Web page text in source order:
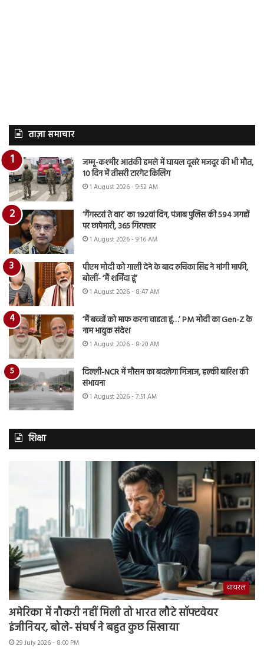
ताज़ा समाचार
जम्मू-कश्मीर आतंकी हमले में घायल दूसरे मजदूर की भी मौत,
10 दिन में तीसरी टारगेट किलिंग
1 August 2026 - 9:52 AM
‘गैंगस्टरां ते वार’ का 192वां दिन, पंजाब पुलिस की 594 जगहों
पर छापेमारी, 365 गिरफ्तार
1 August 2026 - 9:16 AM
पीएम मोदी को गाली देने के बाद रुचिका सिंह ने मांगी माफी,
बोलीं- ‘मैं शर्मिंदा हूं’
1 August 2026 - 8:47 AM
‘मैं बच्चों को माफ करना चाहता हूं…’ PM मोदी का Gen-Z के
नाम भावुक संदेश
1 August 2026 - 8:20 AM
दिल्ली-NCR में मौसम का बदलेगा मिजाज, हल्की बारिश की
संभावना
1 August 2026 - 7:51 AM
शिक्षा
वायरल
अमेरिका में नौकरी नहीं मिली तो भारत लौटे सॉफ्टवेयर
इंजीनियर, बोले- संघर्ष ने बहुत कुछ सिखाया
29 July 2026 - 8:00 PM